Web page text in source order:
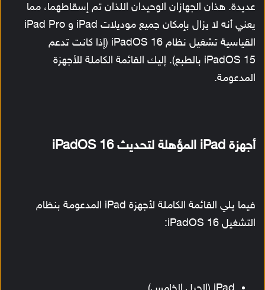
عديدة. هذان الجهازان الوحيدان اللذان تم إسقاطهما، مما
يعني أنه لا يزال بإمكان جميع موديلات iPad و iPad Pro
القياسية تشغيل نظام iPadOS 16 (إذا كانت تدعم
iPadOS 15 بالطبع). إليك القائمة الكاملة للأجهزة
المدعومة.
أجهزة iPad المؤهلة لتحديث iPadOS 16
فيما يلي القائمة الكاملة لأجهزة iPad المدعومة بنظام
التشغيل iPadOS 16: